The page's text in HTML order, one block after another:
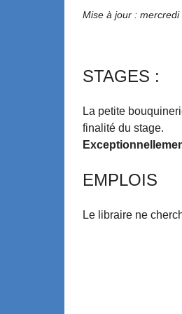
Mise à jour :
STAGES :
La petite
finalité du stage.
EMPLOIS
Le libraire ne